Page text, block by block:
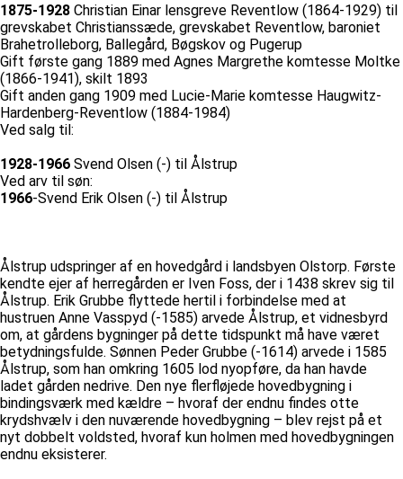
1875-1928 Christian Einar lensgreve Reventlow (1864-1929) til
grevskabet Christianssæde, grevskabet Reventlow, baroniet
Brahetrolleborg, Ballegård, Bøgskov og Pugerup
Gift første gang 1889 med Agnes Margrethe komtesse Moltke
(1866-1941), skilt 1893
Gift anden gang 1909 med Lucie-Marie komtesse Haugwitz-
Hardenberg-Reventlow (1884-1984)
Ved salg til:
1928-1966 Svend Olsen (-) til Ålstrup
Ved arv til søn:
1966-Svend Erik Olsen (-) til Ålstrup
Ålstrup udspringer af en hovedgård i landsbyen Olstorp. Første
kendte ejer af herregården er Iven Foss, der i 1438 skrev sig til
Ålstrup. Erik Grubbe flyttede hertil i forbindelse med at
hustruen Anne Vasspyd (-1585) arvede Ålstrup, et vidnesbyrd
om, at gårdens bygninger på dette tidspunkt må have været
betydningsfulde. Sønnen Peder Grubbe (-1614) arvede i 1585
Ålstrup, som han omkring 1605 lod nyopføre, da han havde
ladet gården nedrive. Den nye flerfløjede hovedbygning i
bindingsværk med kældre – hvoraf der endnu findes otte
krydshvælv i den nuværende hovedbygning – blev rejst på et
nyt dobbelt voldsted, hvoraf kun holmen med hovedbygningen
endnu eksisterer.